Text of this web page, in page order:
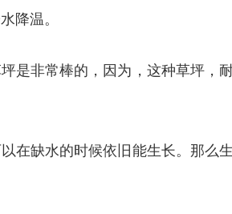
降温。
是非常棒的，因为，这种草坪
在缺水的时候依旧能生长。那